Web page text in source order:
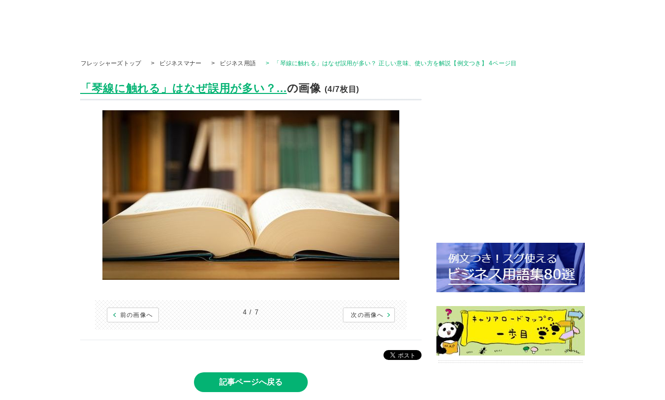
フレッシャーズトップ > ビジネスマナー > ビジネス用語 > 「琴線に触れる」はなぜ誤用が多い？ 正しい意味、使い方を解説【例文つき】 4ページ目
「琴線に触れる」はなぜ誤用が多い？...の画像(4/7枚目)
前の画像へ 4 / 7 次の画像へ
記事ページへ戻る